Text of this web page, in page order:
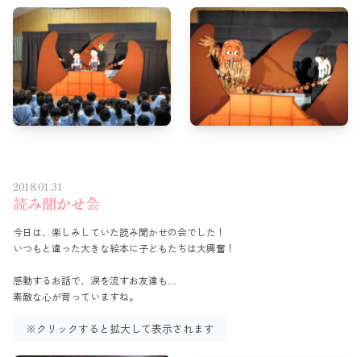
2018.01.31
読み聞かせ会
今日は、楽しみしていた読み聞かせの会でした！
いつもと違った大きな絵本に子どもたちは大興奮！
感動するお話で、涙を流すお友達も…
素敵な心が育っていますね。
※クリックすると拡大して表示されます